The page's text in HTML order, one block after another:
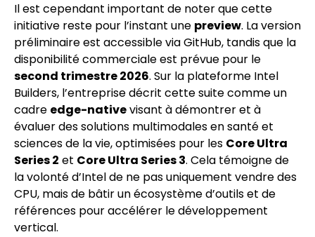
Il est cependant important de noter que cette
initiative reste pour l’instant une preview. La version
préliminaire est accessible via GitHub, tandis que la
disponibilité commerciale est prévue pour le
second trimestre 2026. Sur la plateforme Intel
Builders, l’entreprise décrit cette suite comme un
cadre edge-nativevisant à démontrer et à
évaluer des solutions multimodales en santé et
sciences de la vie, optimisées pour les Core Ultra
Series 2 et Core Ultra Series 3. Cela témoigne de
la volonté d’Intel de ne pas uniquement vendre des
CPU, mais de bâtir un écosystème d’outils et de
références pour accélérer le développement
vertical.